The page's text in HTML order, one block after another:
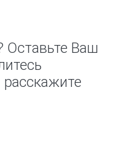
Оставьте Ваш